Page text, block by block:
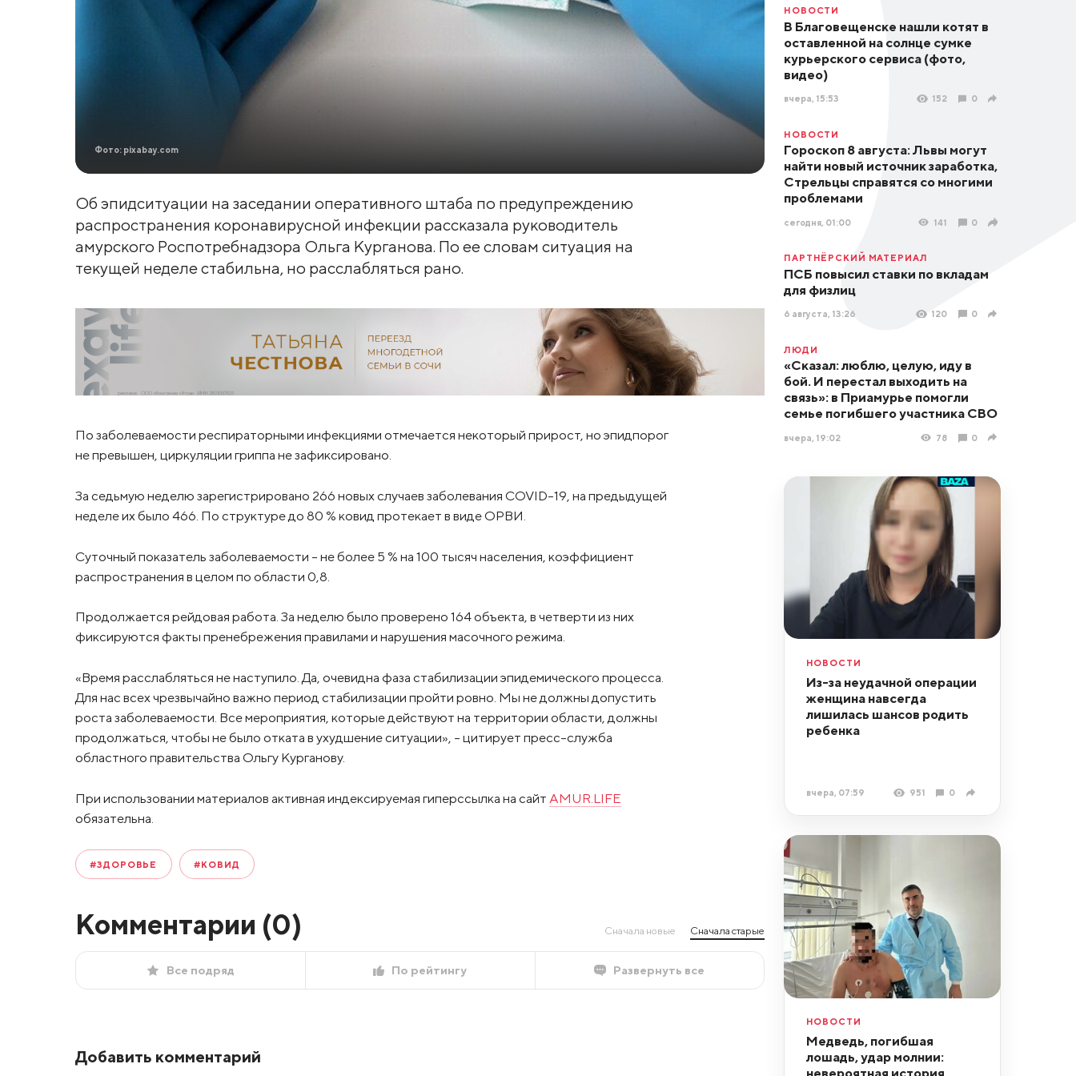
Фото: pixabay.com
Об эпидситуации на заседании оперативного штаба по предупреждению
распространения коронавирусной инфекции рассказала руководитель
амурского Роспотребнадзора Ольга Курганова. По ее словам ситуация на
текущей неделе стабильна, но расслабляться рано.
По заболеваемости респираторными инфекциями отмечается некоторый прирост, но эпидпорог
не превышен, циркуляции гриппа не зафиксировано.
За седьмую неделю зарегистрировано 266 новых случаев заболевания COVID-19, на предыдущей
неделе их было 466. По структуре до 80 % ковид протекает в виде ОРВИ.
Суточный показатель заболеваемости – не более 5 % на 100 тысяч населения, коэффициент
распространения в целом по области 0,8.
Продолжается рейдовая работа. За неделю было проверено 164 объекта, в четверти из них
фиксируются факты пренебрежения правилами и нарушения масочного режима.
«Время расслабляться не наступило. Да, очевидна фаза стабилизации эпидемического процесса.
Для нас всех чрезвычайно важно период стабилизации пройти ровно. Мы не должны допустить
роста заболеваемости. Все мероприятия, которые действуют на территории области, должны
продолжаться, чтобы не было отката в ухудшение ситуации», – цитирует пресс-служба
областного правительства Ольгу Курганову.
При использовании материалов активная индексируемая гиперссылка на сайт AMUR.LIFE
обязательна.
#ЗДОРОВЬЕ #КОВИД
Комментарии (0) Сначала новые Сначала старые
Все подряд По рейтингу Развернуть все
Добавить комментарий
НОВОСТИ
В Благовещенске нашли котят в
оставленной на солнце сумке
курьерского сервиса (фото,
видео)
вчера, 15:53 152 0
НОВОСТИ
Гороскоп 8 августа: Львы могут
найти новый источник заработка,
Стрельцы справятся со многими
проблемами
сегодня, 01:00 141 0
ПАРТНЁРСКИЙ МАТЕРИАЛ
ПСБ повысил ставки по вкладам
для физлиц
6 августа, 13:26 120 0
ЛЮДИ
«Сказал: люблю, целую, иду в
бой. И перестал выходить на
связь»: в Приамурье помогли
семье погибшего участника СВО
вчера, 19:02 78 0
НОВОСТИ
Из-за неудачной операции
женщина навсегда
лишилась шансов родить
ребенка
вчера, 07:59 951 0
НОВОСТИ
Медведь, погибшая
лошадь, удар молнии:
невероятная история